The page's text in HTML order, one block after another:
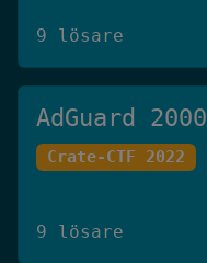
9 lösare
AdGuard 2000
Crate-CTF 2022
9 lösare